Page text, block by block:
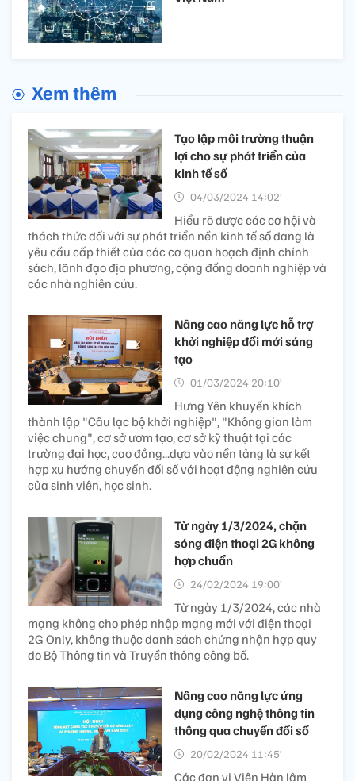
Xem thêm
Tạo lập môi trường thuận
lợi cho sự phát triển của
kinh tế số
04/03/2024 14:02’
Hiểu rõ được các cơ hội và
thách thức đối với sự phát triển nền kinh tế số đang là
yêu cầu cấp thiết của các cơ quan hoạch định chính
sách, lãnh đạo địa phương, cộng đồng doanh nghiệp và
các nhà nghiên cứu.
Nâng cao năng lực hỗ trợ
khởi nghiệp đổi mới sáng
tạo
01/03/2024 20:10’
Hưng Yên khuyến khích
thành lập "Câu lạc bộ khởi nghiệp", "Không gian làm
việc chung", cơ sở ươm tạo, cơ sở kỹ thuật tại các
trường đại học, cao đẳng...dựa vào nền tảng là sự kết
hợp xu hướng chuyển đổi số với hoạt động nghiên cứu
của sinh viên, học sinh.
Từ ngày 1/3/2024, chặn
sóng điện thoại 2G không
hợp chuẩn
24/02/2024 19:00’
Từ ngày 1/3/2024, các nhà
mạng không cho phép nhập mạng mới với điện thoại
2G Only, không thuộc danh sách chứng nhận hợp quy
do Bộ Thông tin và Truyền thông công bố.
Nâng cao năng lực ứng
dụng công nghệ thông tin
thông qua chuyển đổi số
20/02/2024 11:45’
Các đơn vị Viện Hàn lâm